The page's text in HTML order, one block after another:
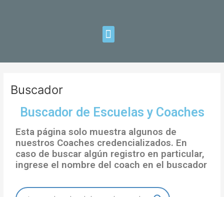
Menu
Buscador
Buscador de Escuelas y Coaches
Esta página solo muestra algunos de
nuestros Coaches credencializados. En
caso de buscar algún registro en particular,
ingrese el nombre del coach en el buscador